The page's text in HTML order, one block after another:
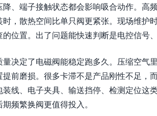
降、端子接触状态都会影响吸合动作。高
时，散热空间比单只阀更紧张。现场维护
的位置。出了问题能快速判断是电控信号
量决定了电磁阀能稳定跑多久。压缩空气
提前磨损。很多卡滞不是产品刚性不足，
装线、电子夹具、输送挡停、检测定位这
频繁换阀更值得投入。